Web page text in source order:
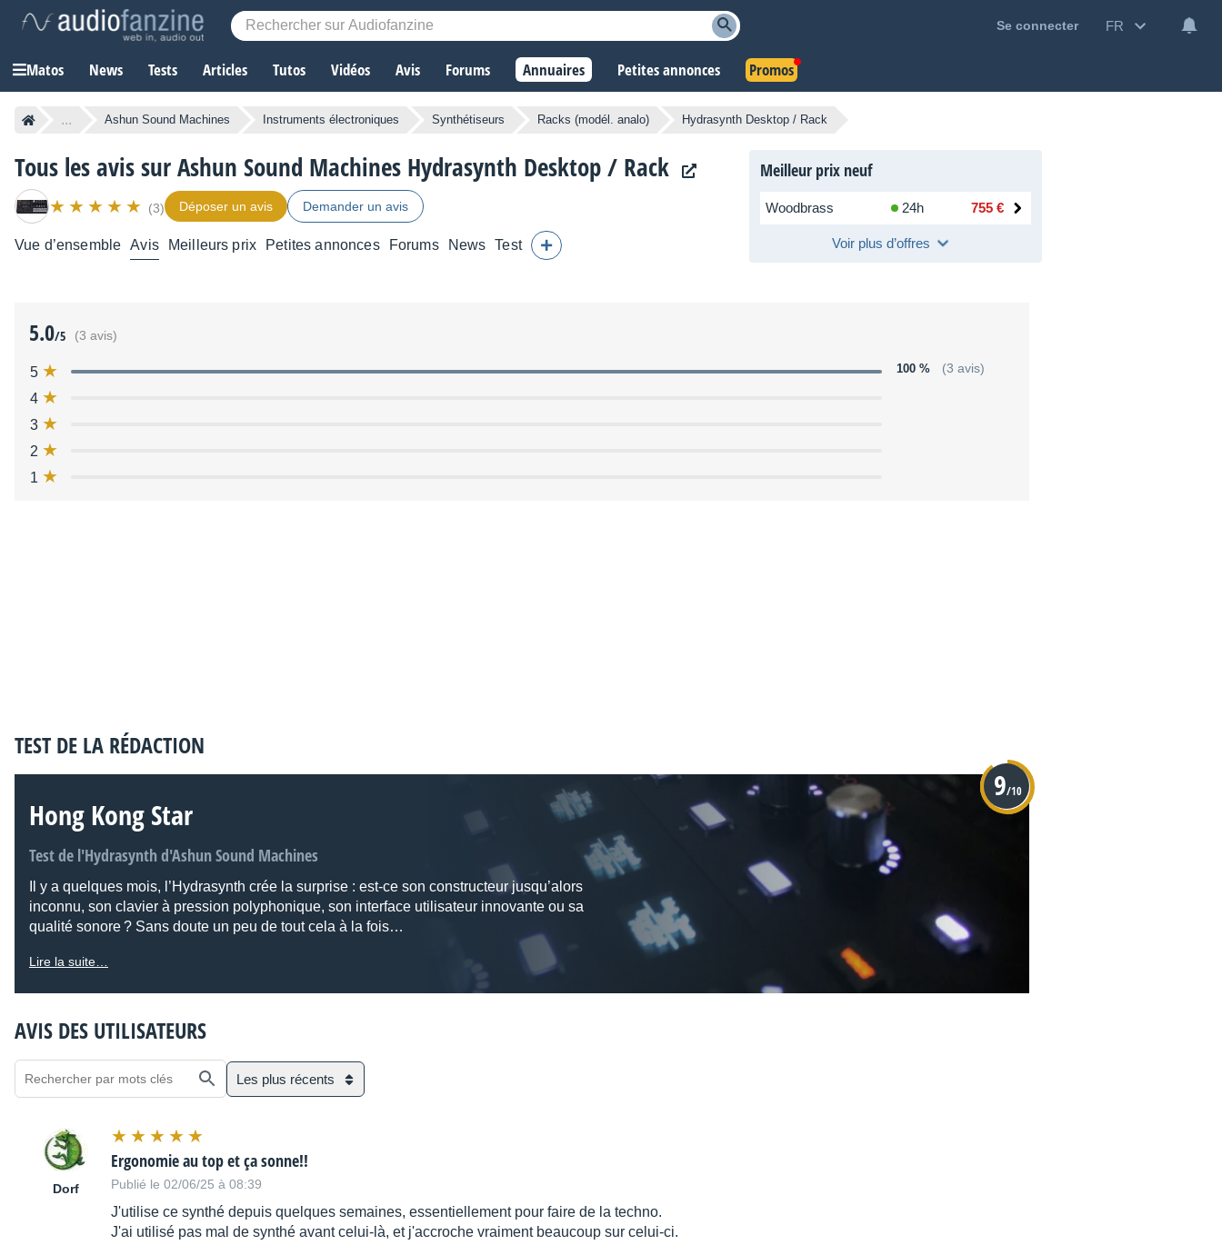
Se connecter FR
Matos News Tests Articles Tutos Vidéos Avis Forums Annuaires Petites annonces Promos
... Ashun Sound Machines Instruments électroniques Synthétiseurs Racks (modél. analo) Hydrasynth Desktop / Rack
Tous les avis sur Ashun Sound Machines Hydrasynth Desktop / Rack
(3) Déposer un avis Demander un avis
Vue d’ensemble Avis Meilleurs prix Petites annonces Forums News Test
Meilleur prix neuf
Woodbrass 24h 755 €
Voir plus d’offres
5.0/5 (3 avis)
5 100 % (3 avis)
4
3
2
1
TEST DE LA RÉDACTION
Hong Kong Star
Test de l'Hydrasynth d'Ashun Sound Machines
9/10
Il y a quelques mois, l’Hydrasynth crée la surprise : est-ce son constructeur jusqu’alors
inconnu, son clavier à pression polyphonique, son interface utilisateur innovante ou sa
qualité sonore ? Sans doute un peu de tout cela à la fois…
Lire la suite…
AVIS DES UTILISATEURS
Les plus récents
Dorf
Ergonomie au top et ça sonne!!
Publié le 02/06/25 à 08:39
J'utilise ce synthé depuis quelques semaines, essentiellement pour faire de la techno.
J'ai utilisé pas mal de synthé avant celui-là, et j'accroche vraiment beaucoup sur celui-ci.